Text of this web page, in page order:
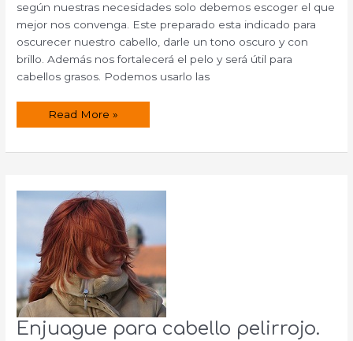
según nuestras necesidades solo debemos escoger el que
mejor nos convenga. Este preparado esta indicado para
oscurecer nuestro cabello, darle un tono oscuro y con
brillo. Además nos fortalecerá el pelo y será útil para
cabellos grasos. Podemos usarlo las
Enjuague
o
Read More »
Enjuague para cabello pelirrojo.